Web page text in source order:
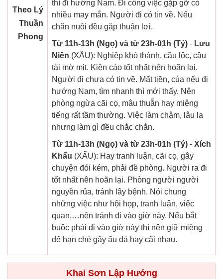
Theo Lý
Thuần
Phong
thì đi hướng Nam. Đi công việc gặp gỡ có
nhiều may mắn. Người đi có tin về. Nếu
chăn nuôi đều gặp thuận lợi.
Từ 11h-13h (Ngọ) và từ 23h-01h (Tý) - Lưu
Niên (XẤU): Nghiệp khó thành, cầu lộc, cầu
tài mờ mịt. Kiện cáo tốt nhất nên hoãn lại.
Người đi chưa có tin về. Mất tiền, của nếu đi
hướng Nam, tìm nhanh thì mới thấy. Nên
phòng ngừa cãi cọ, mâu thuẫn hay miệng
tiếng rất tầm thường. Việc làm chậm, lâu la
nhưng làm gì đều chắc chắn.
Từ 11h-13h (Ngọ) và từ 23h-01h (Tý) - Xích
Khẩu (XẤU): Hay tranh luận, cãi cọ, gây
chuyện đói kém, phải đề phòng. Người ra đi
tốt nhất nên hoãn lại. Phòng người người
nguyền rủa, tránh lây bệnh. Nói chung
những việc như hội họp, tranh luận, việc
quan,…nên tránh đi vào giờ này. Nếu bắt
buộc phải đi vào giờ này thì nên giữ miệng
để hạn ché gây ẩu đả hay cãi nhau.
Khai Sơn Lập Hướng